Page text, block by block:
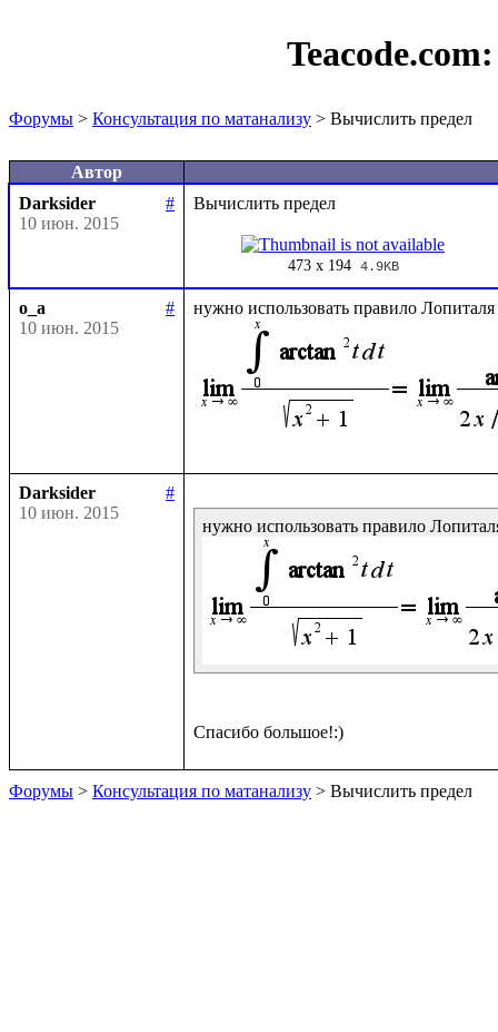
Форумы > Консультация по матанализу > Вычислить предел
Автор
Darksider
#
10 июн. 2015
473 x 194 4.9KB
o_a
#
10 июн. 2015
Darksider
#
10 июн. 2015
Форумы > Консультация по матанализу > Вычислить предел